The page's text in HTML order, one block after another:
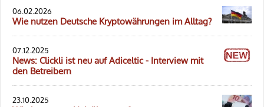
06.02.2026
Wie nutzen Deutsche Kryptowährungen im Alltag?
07.12.2025
News: Clickli ist neu auf Adiceltic - Interview mit
den Betreibern
23.10.2025